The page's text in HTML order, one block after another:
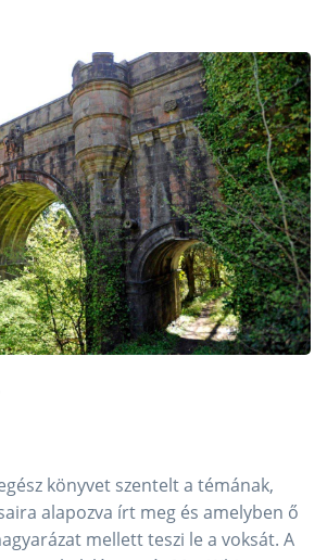
könyvet szentelt a témának,
alapozva írt meg és amelyben ő
mellett teszi le a voksát. A